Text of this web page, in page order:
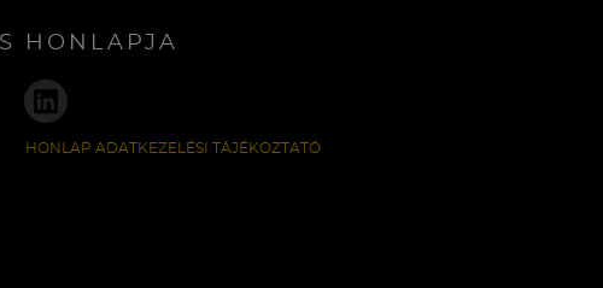
HONLAPJA
HONLAP ADATKEZELÉSI TÁJÉKOZTATÓ